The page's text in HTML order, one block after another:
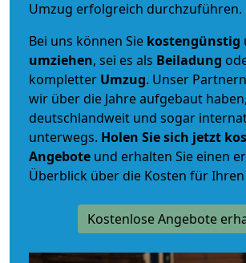
Umzug erfolgreich durchzuführen.
Bei uns können Sie kostengünstig
umziehen, sei es als Beiladung
kompletter Umzug. Unser
wir über die Jahre aufgebaut
deutschlandweit und sogar
unterwegs. Holen Sie sich jetzt
Angebote und erhalten Sie einen
Überblick über die Kosten für
Kostenlose Angebote